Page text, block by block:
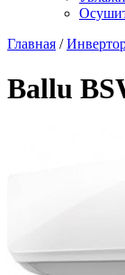
Главная /
Ballu